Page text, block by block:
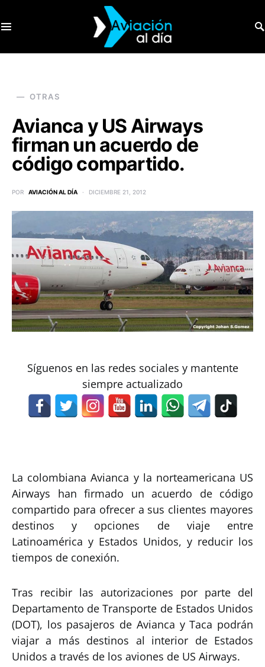
OTRAS
Avianca y US Airways
firman un acuerdo de
código compartido.
POR AVIACIÓN AL DÍA DICIEMBRE 21, 2012
Síguenos en las redes sociales y mantente
siempre actualizado
La colombiana Avianca y la norteamericana US
Airways han firmado un acuerdo de código
compartido para ofrecer a sus clientes mayores
destinos y opciones de viaje entre
Latinoamérica y Estados Unidos, y reducir los
tiempos de conexión.
Tras recibir las autorizaciones por parte del
Departamento de Transporte de Estados Unidos
(DOT), los pasajeros de Avianca y Taca podrán
viajar a más destinos al interior de Estados
Unidos a través de los aviones de US Airways.